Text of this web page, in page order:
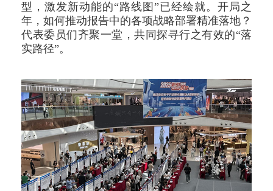
型，激发新动能的“路线图”已经绘就。开局之
年，如何推动报告中的各项战略部署精准落地？
代表委员们齐聚一堂，共同探寻行之有效的“落
实路径”。